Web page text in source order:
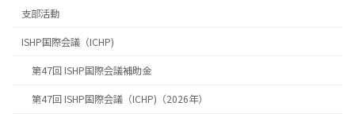
支部活動
ISHP国際会議（ICHP)
第47回 ISHP国際会議補助金
第47回 ISHP国際会議（ICHP)（2026年）